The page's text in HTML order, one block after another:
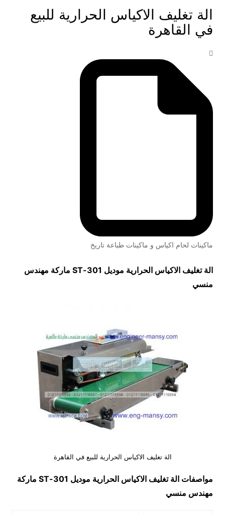
الة تغليف الاكياس الحرارية للبيع
في القاهرة
ماكينات لحام اكياس و ماكينات طباعة تاريخ
الة تغليف الاكياس الحرارية موديل
ماركة مهندس
منسي
الة تغليف الاكياس الحرارية للبيع في القاهرة
مواصفات الة تغليف الاكياس الحرارية موديل
ماركة
مهندس منسي